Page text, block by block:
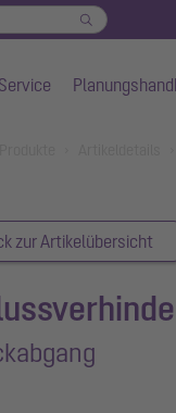
Service
zur Artikelübersicht